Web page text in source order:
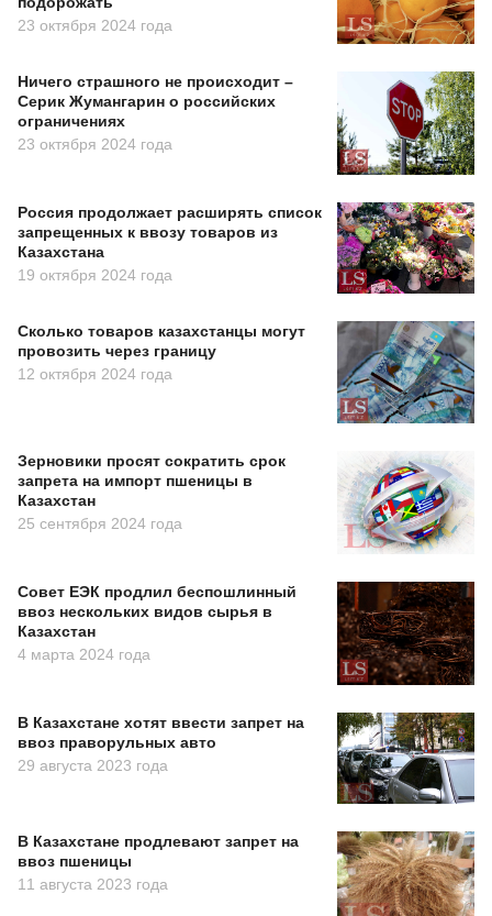
23 октября 2024 года
Ничего страшного не происходит –
Серик Жумангарин о российских
ограничениях
23 октября 2024 года
Россия продолжает расширять список
запрещенных к ввозу товаров из
Казахстана
19 октября 2024 года
Сколько товаров казахстанцы могут
провозить через границу
12 октября 2024 года
Зерновики просят сократить срок
запрета на импорт пшеницы в
Казахстан
25 сентября 2024 года
Совет ЕЭК продлил беспошлинный
ввоз нескольких видов сырья в
Казахстан
4 марта 2024 года
В Казахстане хотят ввести запрет на
ввоз праворульных авто
29 августа 2023 года
В Казахстане продлевают запрет на
ввоз пшеницы
11 августа 2023 года